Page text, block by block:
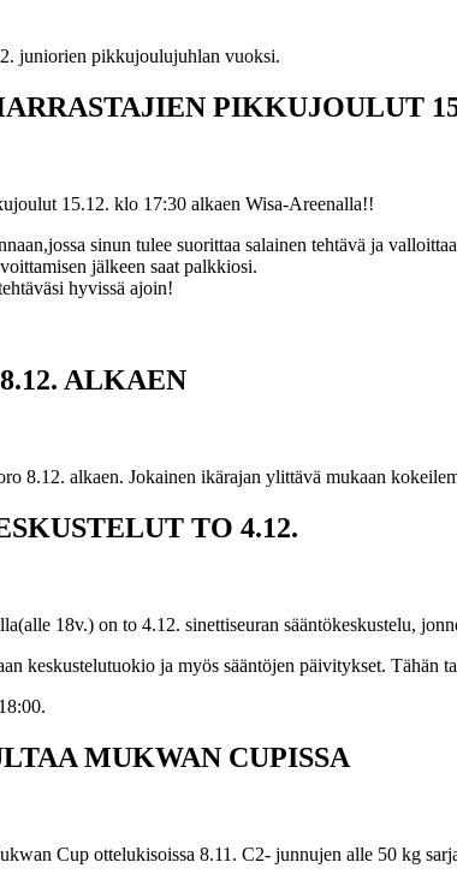
juniorien pikkujoulujuhlan vuoksi.
PIKKUJOULUT
15.12. klo 17:30 alkaen Wisa-Areenalla!!
sinun tulee suorittaa salainen tehtävä ja
jälkeen saat palkkiosi.
hyvissä ajoin!
ALKAEN
8.12. alkaen. Jokainen ikärajan ylittävä mukaan
TO 4.12.
18v.) on to 4.12. sinettiseuran sääntökeskustelu,
keskustelutuokio ja myös sääntöjen päivitykset. Tähän
MUKWAN CUPISSA
Cup ottelukisoissa 8.11. C2- junnujen alle 50 kg